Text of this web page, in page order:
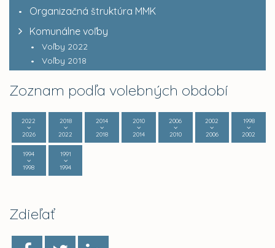
Organizačná štruktúra MMK
Komunálne voľby
Voľby 2022
Voľby 2018
Zoznam podľa volebných období
2022
2026
2018
2022
2014
2018
2010
2014
2006
2010
2002
2006
1998
2002
1994
1998
1991
1994
Zdieľať